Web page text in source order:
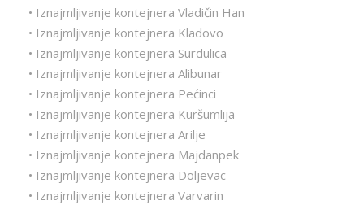
• Iznajmljivanje kontejnera Vladičin Han
• Iznajmljivanje kontejnera Kladovo
• Iznajmljivanje kontejnera Surdulica
• Iznajmljivanje kontejnera Alibunar
• Iznajmljivanje kontejnera Pećinci
• Iznajmljivanje kontejnera Kuršumlija
• Iznajmljivanje kontejnera Arilje
• Iznajmljivanje kontejnera Majdanpek
• Iznajmljivanje kontejnera Doljevac
• Iznajmljivanje kontejnera Varvarin